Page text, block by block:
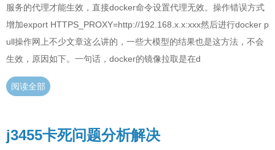
服务的代理才能生效，直接docker命令设置代理无效。操作错误方式
增加export HTTPS_PROXY=http://192.168.x.x:xxx然后进行docker p
ull操作网上不少文章这么讲的，一些大模型的结果也是这方法，不会
生效，原因如下。一句话，docker的镜像拉取是在d
阅读全部
j3455卡死问题分析解决